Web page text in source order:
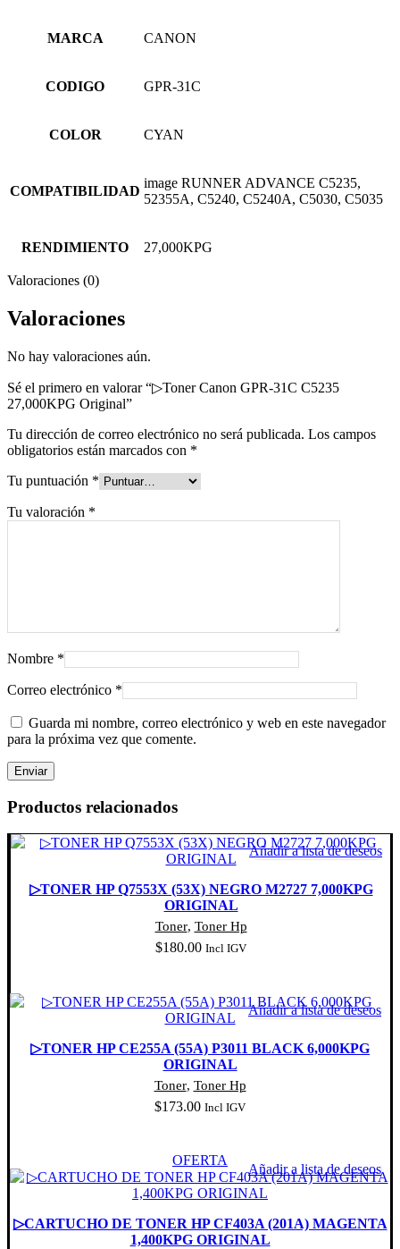
MARCA CANON
CODIGO GPR-31C
COLOR CYAN
COMPATIBILIDAD
image RUNNER ADVANCE C5235,
52355A, C5240, C5240A, C5030, C5035
RENDIMIENTO 27,000KPG
Valoraciones (0)
Valoraciones
No hay valoraciones aún.
Sé el primero en valorar “▷Toner Canon GPR-31C C5235
27,000KPG Original”
Tu dirección de correo electrónico no será publicada. Los campos
obligatorios están marcados con *
Tu puntuación *
Tu valoración *
Nombre *
Correo electrónico *
Guarda mi nombre, correo electrónico y web en este navegador
para la próxima vez que comente.
Productos relacionados
Añadir a lista de deseos
▷TONER HP Q7553X (53X) NEGRO M2727 7,000KPG
ORIGINAL
Toner, Toner Hp
$180.00 Incl IGV
Añadir a lista de deseos
▷TONER HP CE255A (55A) P3011 BLACK 6,000KPG
ORIGINAL
Toner, Toner Hp
$173.00 Incl IGV
OFERTA
Añadir a lista de deseos
▷CARTUCHO DE TONER HP CF403A (201A) MAGENTA
1,400KPG ORIGINAL